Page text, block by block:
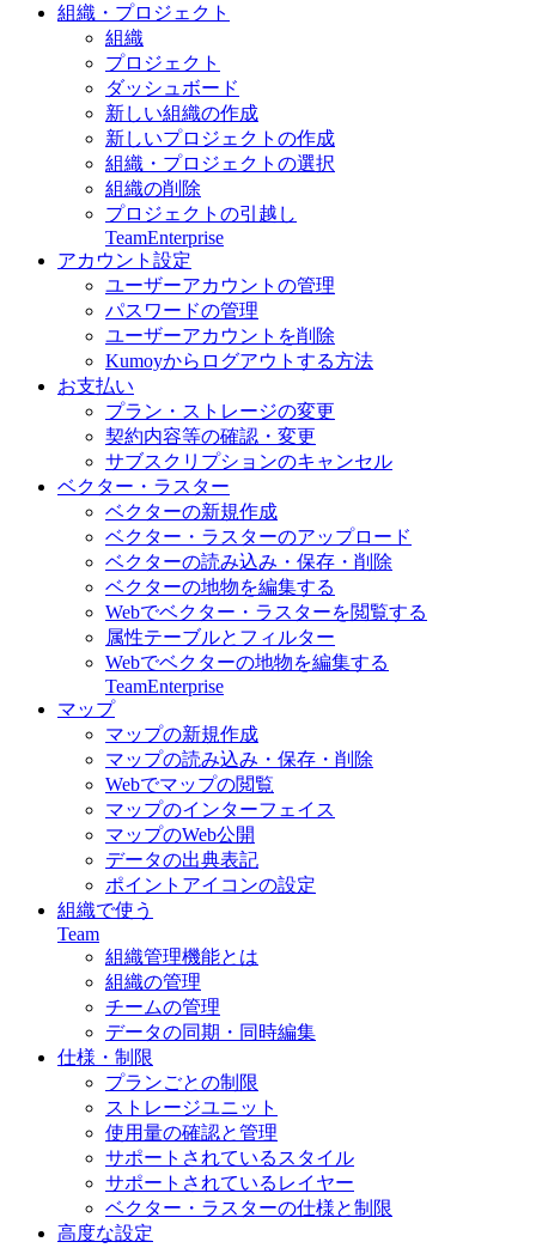
組織・プロジェクト
組織
プロジェクト
ダッシュボード
新しい組織の作成
新しいプロジェクトの作成
組織・プロジェクトの選択
組織の削除
プロジェクトの引越し
TeamEnterprise
アカウント設定
ユーザーアカウントの管理
パスワードの管理
ユーザーアカウントを削除
Kumoyからログアウトする方法
お支払い
プラン・ストレージの変更
契約内容等の確認・変更
サブスクリプションのキャンセル
ベクター・ラスター
ベクターの新規作成
ベクター・ラスターのアップロード
ベクターの読み込み・保存・削除
ベクターの地物を編集する
Webでベクター・ラスターを閲覧する
属性テーブルとフィルター
Webでベクターの地物を編集する
TeamEnterprise
マップ
マップの新規作成
マップの読み込み・保存・削除
Webでマップの閲覧
マップのインターフェイス
マップのWeb公開
データの出典表記
ポイントアイコンの設定
組織で使う
Team
組織管理機能とは
組織の管理
チームの管理
データの同期・同時編集
仕様・制限
プランごとの制限
ストレージユニット
使用量の確認と管理
サポートされているスタイル
サポートされているレイヤー
ベクター・ラスターの仕様と制限
高度な設定